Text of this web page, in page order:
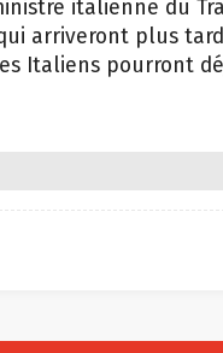
italienne du
arriveront plus
Italiens pourront